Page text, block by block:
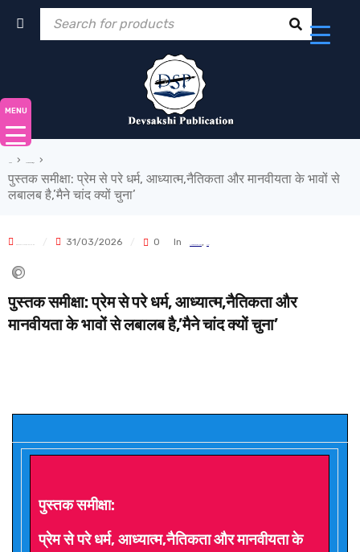
MENU
› ›
पुस्तक समीक्षा: प्रेम से परे धर्म, आध्यात्म,नैतिकता और मानवीयता के भावों से
लबालब है,’मैने चांद क्यों चुना’
31/03/2026 0 In ,
पुस्तक समीक्षा: प्रेम से परे धर्म, आध्यात्म,नैतिकता और
मानवीयता के भावों से लबालब है,’मैने चांद क्यों चुना’
पुस्तक समीक्षा:
प्रेम से परे धर्म, आध्यात्म,नैतिकता और मानवीयता के